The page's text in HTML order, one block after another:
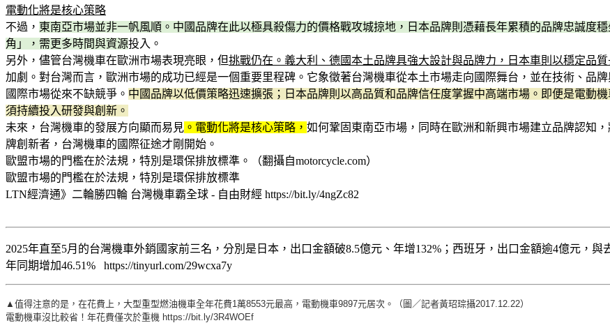
電動化將是核心策略
不過， 東南亞市場並非一帆風順。中國品牌在此以極具殺傷力的價格戰攻城掠地，日本品牌則憑藉長年累積的品牌忠誠度
角」，需更多時間與資源投入。
另外，儘管台灣機車在歐洲市場表現亮眼，但挑戰仍在。義大利、德國本土品牌具強大設計與品牌力，日本車則以穩定品
加劇。對台灣而言，歐洲市場的成功已經是一個重要里程碑。它象徵著台灣機車從本土市場走向國際舞台，並在技術、品
國際市場從來不缺競爭。 中國品牌以低價策略迅速擴張；日本品牌則以高品質和品牌信任度掌握中高端市場。即便是電動
須持續投入研發與創新。
未來，台灣機車的發展方向顯而易見 。電動化將是核心策略， 如何鞏固東南亞市場，同時在歐洲和新興市場建立品牌認知
牌創新者，台灣機車的國際征途才剛開始。
歐盟市場的門檻在於法規，特別是環保排放標準。（翻攝自motorcycle.com）
歐盟市場的門檻在於法規，特別是環保排放標準
LTN經濟通》二輪勝四輪 台灣機車霸全球 - 自由財經 https://bit.ly/4ngZc82
2025年直至5月的台灣機車外銷國家前三名，分別是日本，出口金額破8.5億元、年增132%；西班牙，出口金額逾4億元，
年同期增加46.51% https://tinyurl.com/29wcxa7y
▲值得注意的是，在花費上，大型重型燃油機車全年花費1萬8553元最高，電動機車9897元居次。（圖／記者黃玿琮攝2017.12.22）
電動機車沒比較省！年花費僅次於重機 https://bit.ly/3R4WOEf